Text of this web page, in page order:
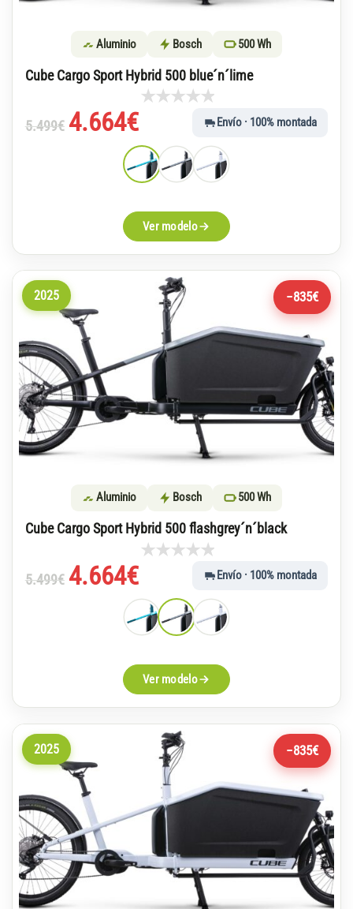
Aluminio Bosch 500 Wh
Cube Cargo Sport Hybrid 500 blue´n´lime
Envío · 100% montada
5.499€
El
4.664€
El
Ver modelo
2025 −835€
Aluminio Bosch 500 Wh
Cube Cargo Sport Hybrid 500 flashgrey´n´black
Envío · 100% montada
5.499€
El
4.664€
El
Ver modelo
2025 −835€